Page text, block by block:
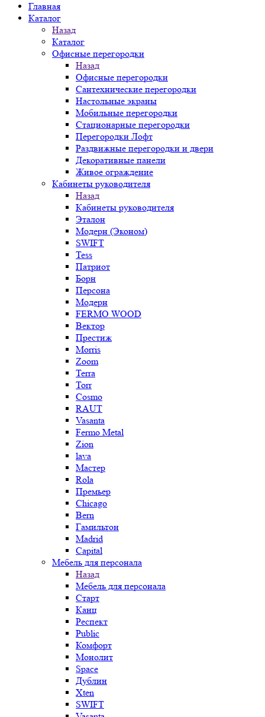
Главная
Каталог
Назад
Каталог
Офисные перегородки
Назад
Офисные перегородки
Сантехнические перегородки
Настольные экраны
Мобильные перегородки
Стационарные перегородки
Перегородки Лофт
Раздвижные перегородки и двери
Декоративные панели
Живое ограждение
Кабинеты руководителя
Назад
Кабинеты руководителя
Эталон
Модерн (Эконом)
SWIFT
Tess
Патриот
Борн
Персона
Модерн
FERMO WOOD
Вектор
Престиж
Morris
Zoom
Terra
Torr
Cosmo
RAUT
Vasanta
Fermo Metal
Zion
lava
Мастер
Rola
Премьер
Chicago
Bern
Гамильтон
Madrid
Capital
Мебель для персонала
Назад
Мебель для персонала
Старт
Канц
Респект
Public
Комфорт
Монолит
Space
Дублин
Xten
SWIFT